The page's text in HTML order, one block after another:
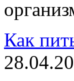
Как